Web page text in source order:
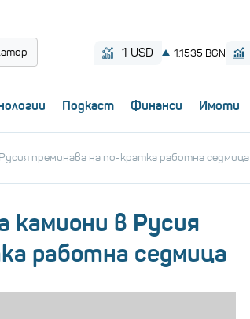
Пoдкаст Финанси Имоти
преминава на по-кратка работна седмица
камиони в Русия
работна седмица